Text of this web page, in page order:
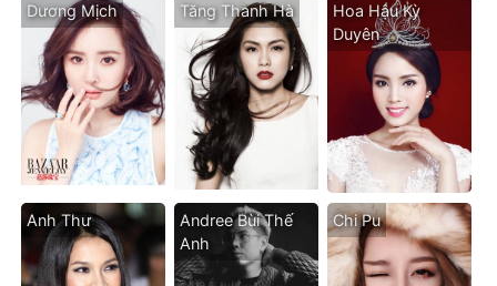
Dương Mịch Tăng Thanh Hà
Hoa Hậu Kỳ
Duyên
Anh Thư
Andree Bùi Thế
Anh
Chi Pu